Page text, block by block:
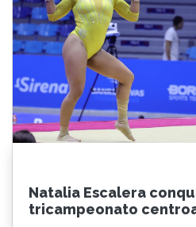
Natalia Escalera
tricampeonato